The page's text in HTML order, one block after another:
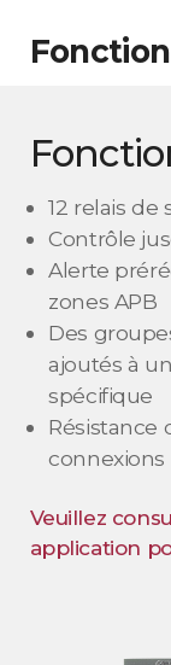
12 relais de
Contrôle
Alerte
zones APB
Des
ajoutés à
spécifique
Résistance
connexions
Veuillez
application